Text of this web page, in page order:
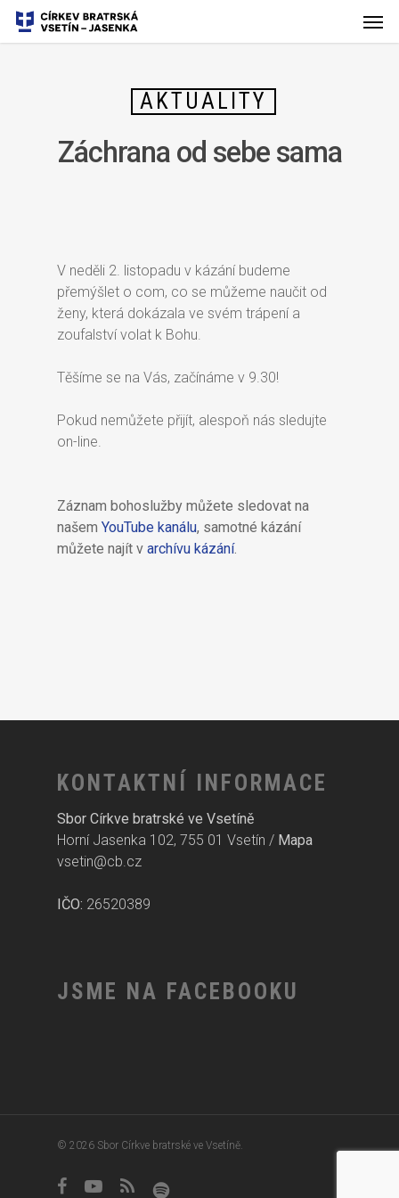
AKTUALITY
Záchrana od sebe sama
V neděli 2. listopadu v kázání budeme
přemýšlet o com, co se můžeme naučit od
ženy, která dokázala ve svém trápení a
zoufalství volat k Bohu.
Těšíme se na Vás, začínáme v 9.30!
Pokud nemůžete přijít, alespoň nás sledujte
on-line.
Záznam bohoslužby můžete sledovat na
našemYouTube kanálu, samotné kázání
můžete najít varchívu kázání.
KONTAKTNÍ INFORMACE
Sbor Církve bratrské ve Vsetíně
Horní Jasenka 102, 755 01 Vsetín / Mapa
vsetin@cb.cz
IČO: 26520389
JSME NA FACEBOOKU
© 2026 Sbor Církve bratrské ve Vsetíně.